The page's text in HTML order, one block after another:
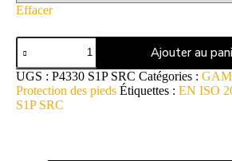
Effacer
Ajouter au
UGS : P4330 S1P SRC Catégories :
Protection des pieds Étiquettes : EN ISO
S1P SRC